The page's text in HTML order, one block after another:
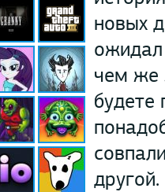
новых
ожидал
чем же
будете
другой.